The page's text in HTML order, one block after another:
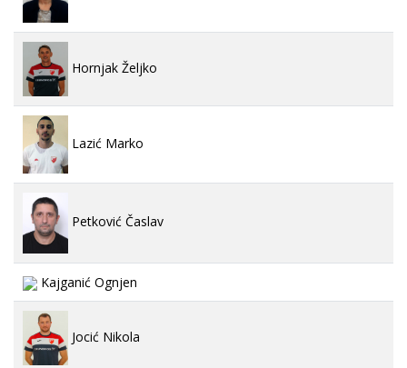
Hornjak Željko
Lazić Marko
Petković Časlav
Kajganić Ognjen
Jocić Nikola